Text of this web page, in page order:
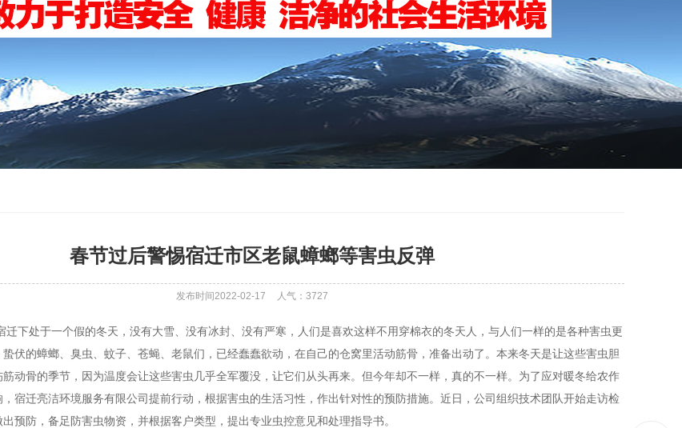
春节过后警惕宿迁市区老鼠蟑螂等害虫反弹
发布时间2022-02-17 人气： 3727
处于一个假的冬天，没有大雪、没有冰封、没有严寒，人们是喜欢这样不用穿棉衣的冬天人，与人们一样的是各种害虫更
伏的蟑螂、臭虫、蚊子、苍蝇、老鼠们，已经蠢蠢欲动，在自己的仓窝里活动筋骨，准备出动了。本来冬天是让这些害虫胆
动骨的季节，因为温度会让这些害虫几乎全军覆没，让它们从头再来。但今年却不一样，真的不一样。为了应对暖冬给农作
宿迁亮洁环境服务有限公司提前行动，根据害虫的生活习性，作出针对性的预防措施。近日，公司组织技术团队开始走访检
预防，备足防害虫物资，并根据客户类型，提出专业虫控意见和处理指导书。